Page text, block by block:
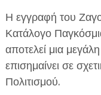
ΠΛΗΡΟΦΟΡΙΕΣ
Η εγγραφή του
Κατάλογο
αποτελεί μια
επισημαίνει σε
Πολιτισμού.